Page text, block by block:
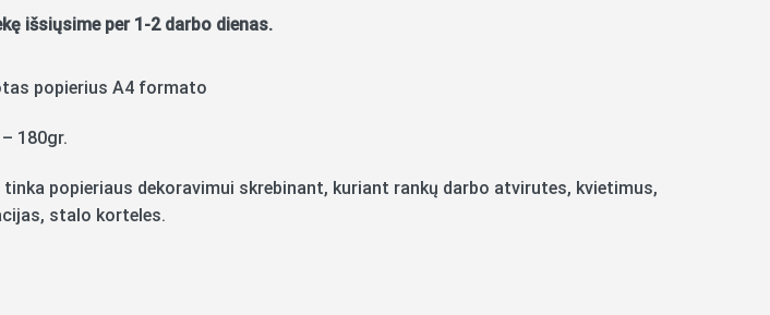
išsiųsime per 1-2 darbo dienas.
popierius A4 formato
180gr.
tinka popieriaus dekoravimui skrebinant, kuriant rankų darbo atvirutes, kvietimus,
stalo korteles.